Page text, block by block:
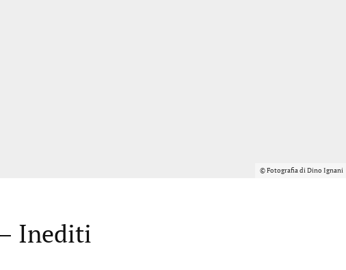
© Fotografia di Dino Ignani
Inediti